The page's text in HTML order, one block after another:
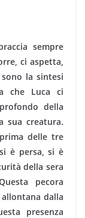
sempre
ci aspetta,
la sintesi
che Luca ci
della
sua creatura.
delle tre
è persa, si è
della sera
pecora
dalla
presenza